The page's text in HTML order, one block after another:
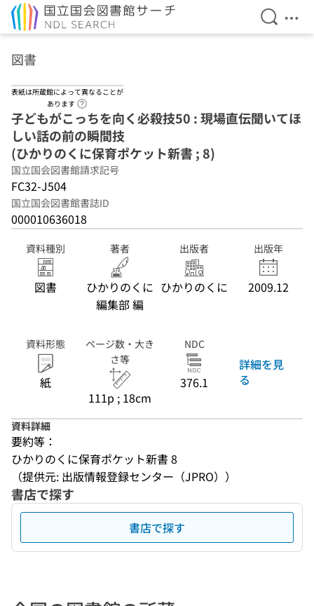
検索を
メ
図書
表紙は所蔵館によって異なることが
あります
子どもがこっちを向く必殺技50 : 現場直伝聞いてほ
しい話の前の瞬間技
(ひかりのくに保育ポケット新書 ; 8)
国立国会図書館請求記号
FC32-J504
国立国会図書館書誌ID
000010636018
資料種別
図書
著者
ひかりのくに
編集部 編
出版者
ひかりのくに
出版年
2009.12
資料形態
紙
ページ数・大き
さ等
111p ; 18cm
NDC
376.1
詳細を見
る
資料詳細
要約等：
ひかりのくに保育ポケット新書 8
（提供元: 出版情報登録センター（JPRO））
書店で探す
書店で探す